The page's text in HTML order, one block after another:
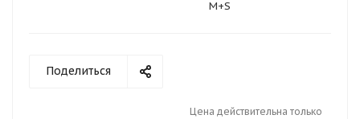
M+S
Поделиться
Цена действительна только